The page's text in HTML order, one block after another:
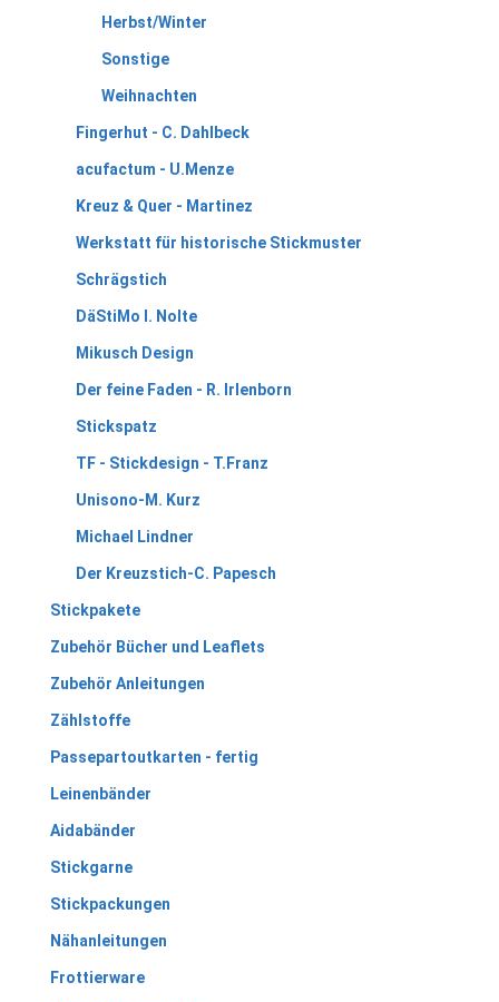
Herbst/Winter
Sonstige
Weihnachten
Fingerhut - C. Dahlbeck
acufactum - U.Menze
Kreuz & Quer - Martinez
Werkstatt für historische Stickmuster
Schrägstich
DäStiMo I. Nolte
Mikusch Design
Der feine Faden - R. Irlenborn
Stickspatz
TF - Stickdesign - T.Franz
Unisono-M. Kurz
Michael Lindner
Der Kreuzstich-C. Papesch
Stickpakete
Zubehör Bücher und Leaflets
Zubehör Anleitungen
Zählstoffe
Passepartoutkarten - fertig
Leinenbänder
Aidabänder
Stickgarne
Stickpackungen
Nähanleitungen
Frottierware